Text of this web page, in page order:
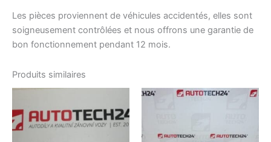
Les pièces proviennent de véhicules accidentés, elles sont
soigneusement contrôlées et nous offrons une garantie de
bon fonctionnement pendant 12 mois.
Produits similaires